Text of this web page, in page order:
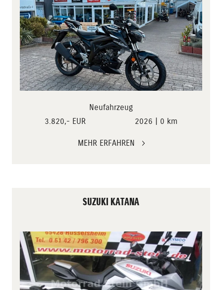
Neufahrzeug
3.820,- EUR
2026 | 0 km
MEHR ERFAHREN
SUZUKI KATANA